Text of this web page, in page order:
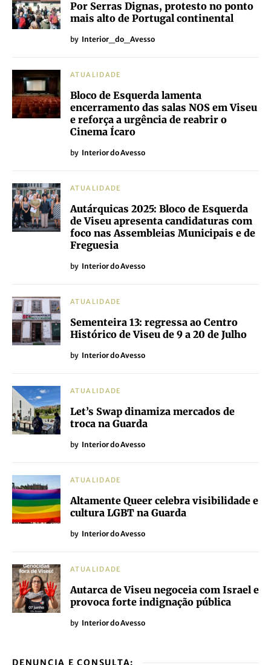
Por Serras Dignas, protesto no ponto
mais alto de Portugal continental
by Interior_do_Avesso
ATUALIDADE
Bloco de Esquerda lamenta
encerramento das salas NOS em Viseu
e reforça a urgência de reabrir o
Cinema Ícaro
by Interior do Avesso
ATUALIDADE
Autárquicas 2025: Bloco de Esquerda
de Viseu apresenta candidaturas com
foco nas Assembleias Municipais e de
Freguesia
by Interior do Avesso
ATUALIDADE
Sementeira 13: regressa ao Centro
Histórico de Viseu de 9 a 20 de Julho
by Interior do Avesso
ATUALIDADE
Let’s Swap dinamiza mercados de
troca na Guarda
by Interior do Avesso
ATUALIDADE
Altamente Queer celebra visibilidade e
cultura LGBT na Guarda
by Interior do Avesso
ATUALIDADE
Autarca de Viseu negoceia com Israel e
provoca forte indignação pública
by Interior do Avesso
DENUNCIA E CONSULTA: